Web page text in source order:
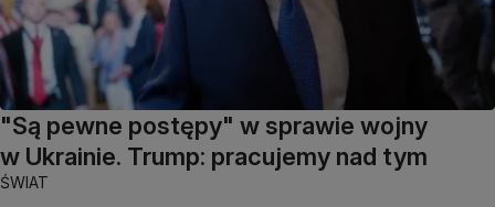
"Są pewne postępy" w sprawie wojny
w Ukrainie. Trump: pracujemy nad tym
ŚWIAT